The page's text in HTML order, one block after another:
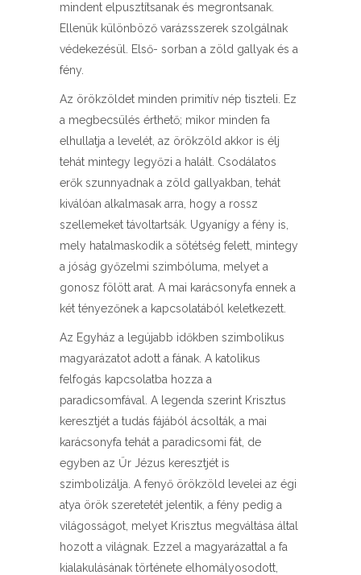
mindent elpusztítsanak és megrontsanak.
Ellenük különböző varázsszerek szolgálnak
védekezésül. Első- sorban a zöld gallyak és a
fény.
Az örökzöldet minden primitív nép tiszteli. Ez
a megbecsülés érthető; mikor minden fa
elhullatja a levelét, az örökzöld akkor is élj
tehát mintegy legyőzi a halált. Csodálatos
erők szunnyadnak a zöld gallyakban, tehát
kiválóan alkalmasak arra, hogy a rossz
szellemeket távoltartsák. Ugyanígy a fény is,
mely hatalmaskodik a sötétség felett, mintegy
a jóság győzelmi szimbóluma, melyet a
gonosz fölött arat. A mai karácsonyfa ennek a
két tényezőnek a kapcsolatából keletkezett.
Az Egyház a legújabb időkben szimbolikus
magyarázatot adott a fának. A katolikus
felfogás kapcsolatba hozza a
paradicsomfával. A legenda szerint Krisztus
keresztjét a tudás fájából ácsolták, a mai
karácsonyfa tehát a paradicsomi fát, de
egyben az Űr Jézus keresztjét is
szimbolizálja. A fenyő örökzöld levelei az égi
atya örök szeretetét jelentik, a fény pedig a
világosságot, melyet Krisztus megváltása által
hozott a világnak. Ezzel a magyarázattal a fa
kialakulásának története elhomályosodott,